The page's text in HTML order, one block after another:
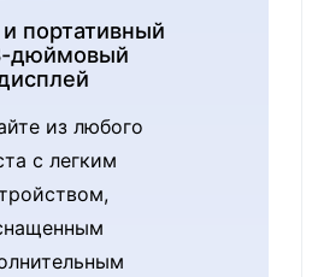
Laptop for
Business,
13.8-inch:
Сенсорный
экран: 13.8-
портативный
дюймовый
из любого
с легким